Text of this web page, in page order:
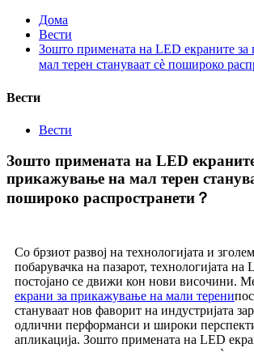
Дома
Вести
Зошто примената на LED екраните
мал терен стануваат сè пошироко
Вести
Вести
Зошто примената на LED
прикажување на мал терен
пошироко распространети？
Со брзиот развој на технологијата и
побарувачка на пазарот, технологијата на
постојано се движи кон нови височини.
екрани за прикажување на мали терени
стануваат нов фаворит на индустријата
одлични перформанси и широки
апликација. Зошто примената на LED